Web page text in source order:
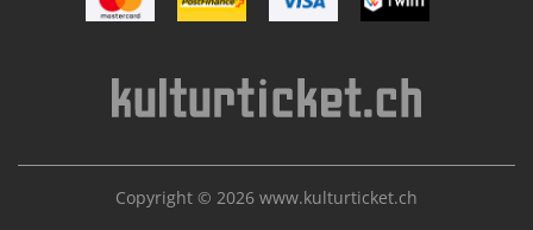
Copyright © 2026 www.kulturticket.ch